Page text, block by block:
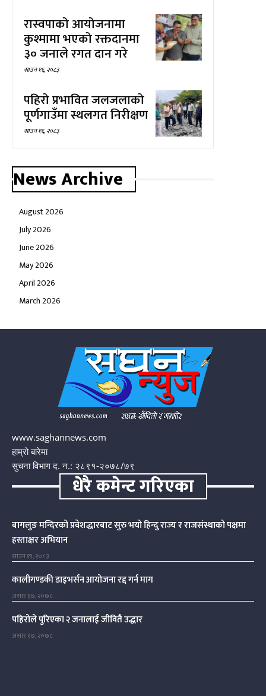
रास्वपाको आयोजनामा
कुश्मामा भएको रक्तदानमा
३० जनाले रगत दान गरे
साउन १६, २०८३
पहिरो प्रभावित जलजलाको
पूर्णगाउँमा स्थलगत निरीक्षण
साउन १६, २०८३
News Archive
August 2026
July 2026
June 2026
May 2026
April 2026
March 2026
www.saghannews.com
हाम्रो बारेमा
सुचना विभाग द. न.: २८९१-२०७८/७९
धेरै कमेन्ट गरिएका
बागलुङ मन्दिरको प्रवेशद्धारबाट सुरु भयो हिन्दु राज्य र राजसंस्थाको पक्षमा
हस्ताक्षर अभियान
साउन १९, २०८३
कालीगण्डकी डाइभर्सन आयोजना रद्द गर्न माग
असार १७, २०७८
पहिरोले पुरिएका २ जनालाई जीवितै उद्धार
असार १७, २०७८